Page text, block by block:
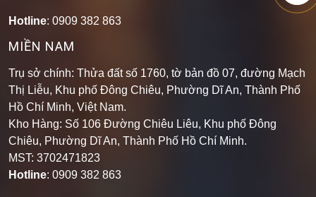
Hotline: 0909 382 863
MIỀN NAM
Trụ sở chính: Thửa đất số 1760, tờ bản đồ 07, đường Mạch
Thị Liễu, Khu phố Đông Chiêu, Phường Dĩ An, Thành Phố
Hồ Chí Minh, Việt Nam.
Kho Hàng: Số 106 Đường Chiêu Liêu, Khu phố Đông
Chiêu, Phường Dĩ An, Thành Phố Hồ Chí Minh.
MST: 3702471823
Hotline: 0909 382 863